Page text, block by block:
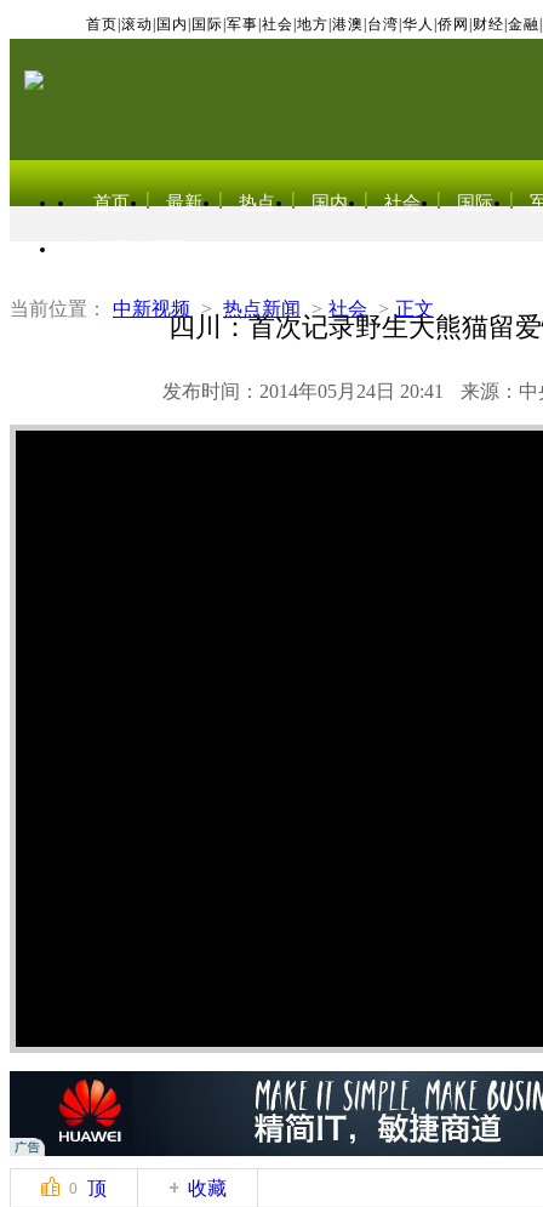
首页 滚动 国内 国际 军事 社会 地方 港澳 台湾 华人 侨网 财经 金融
首页 最新 热点 国内 社会 国际
当前位置： 中新视频 > 热点新闻 > 社会 > 正文
四川：首次记录野生大熊猫留
发布时间：2014年05月24日 20:41 来源：中
0 顶 收藏